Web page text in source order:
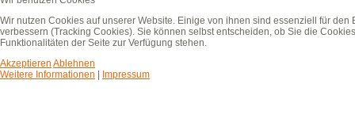
Wir nutzen Cookies auf unserer Website. Einige von ihnen sind essenziell für
verbessern (Tracking Cookies). Sie können selbst entscheiden, ob Sie die
Funktionalitäten der Seite zur Verfügung stehen.
Akzeptieren Ablehnen
Weitere Informationen
Impressum